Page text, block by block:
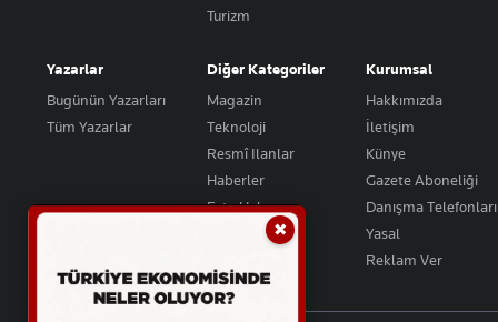
Turizm
Yazarlar
Bugünün Yazarları
Tüm Yazarlar
Diğer Kategoriler
Magazin
Teknoloji
Resmî Ilanlar
Haberler
Foto Haber
Video Galeri
Kurumsal
Hakkımızda
İletişim
Künye
Gazete Aboneliği
Danışma Telefonları
Yasal
Reklam Ver
✖